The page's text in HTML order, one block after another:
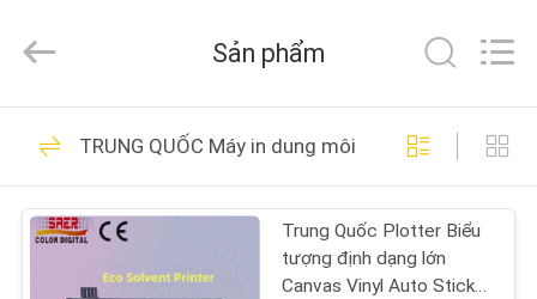
NHÀ
SẢN
PHẨM
Shanghai
Color
Co.,
Máy in kỹ thuật số
232
Sản phẩm
TRUNG QUỐC Máy in dung môi ECO
Trung Quốc Plotter Biểu
tượng định dạng lớn
Canvas Vinyl Auto Sticker